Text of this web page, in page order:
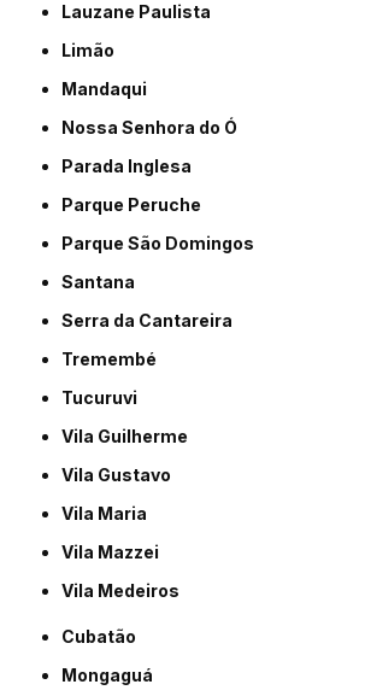
Lauzane Paulista
Limão
Mandaqui
Nossa Senhora do Ó
Parada Inglesa
Parque Peruche
Parque São Domingos
Santana
Serra da Cantareira
Tremembé
Tucuruvi
Vila Guilherme
Vila Gustavo
Vila Maria
Vila Mazzei
Vila Medeiros
Cubatão
Mongaguá